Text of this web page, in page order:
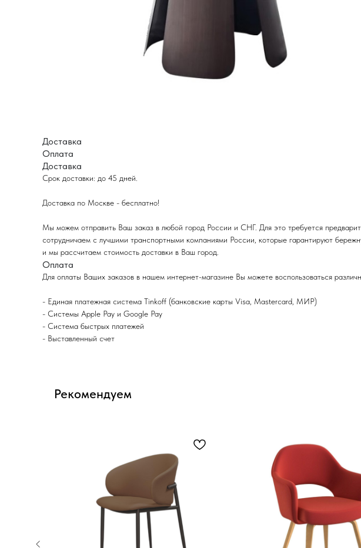
Доставка
Оплата
Доставка
Срок доставки: до 45 дней.
Доставка по Москве - бесплатно!
Мы можем отправить Ваш заказ в любой город России и СНГ. Для это требуется
сотрудничаем с лучшими транспортными компаниями России, которые гарантируют
и мы рассчитаем стоимость доставки в Ваш город.
Оплата
Для оплаты Ваших заказов в нашем интернет-магазине Вы можете воспользоваться
- Eдиная платежная система Tinkoff (банковские карты Visa, Mastercard, МИР)
- Системы Apple Pay и Google Pay
- Система быстрых платежей
- Выставленный счет
Рекомендуем